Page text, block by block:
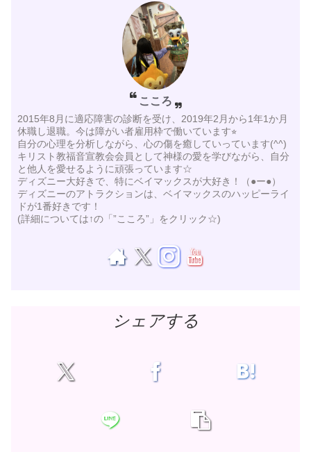
こころ
2015年8月に適応障害の診断を受け、2019年2月から1年1か月
休職し退職。今は障がい者雇用枠で働いています⭐︎
自分の心理を分析しながら、心の傷を癒していっています(^^)
キリスト教福音宣教会会員として神様の愛を学びながら、自分
と他人を愛せるように頑張っています☆
ディズニー大好きで、特にベイマックスが大好き！（●ー●）
ディズニーのアトラクションは、ベイマックスのハッピーライ
ドが1番好きです！
(詳細については↑の「”こころ”」をクリック☆)
シェアする